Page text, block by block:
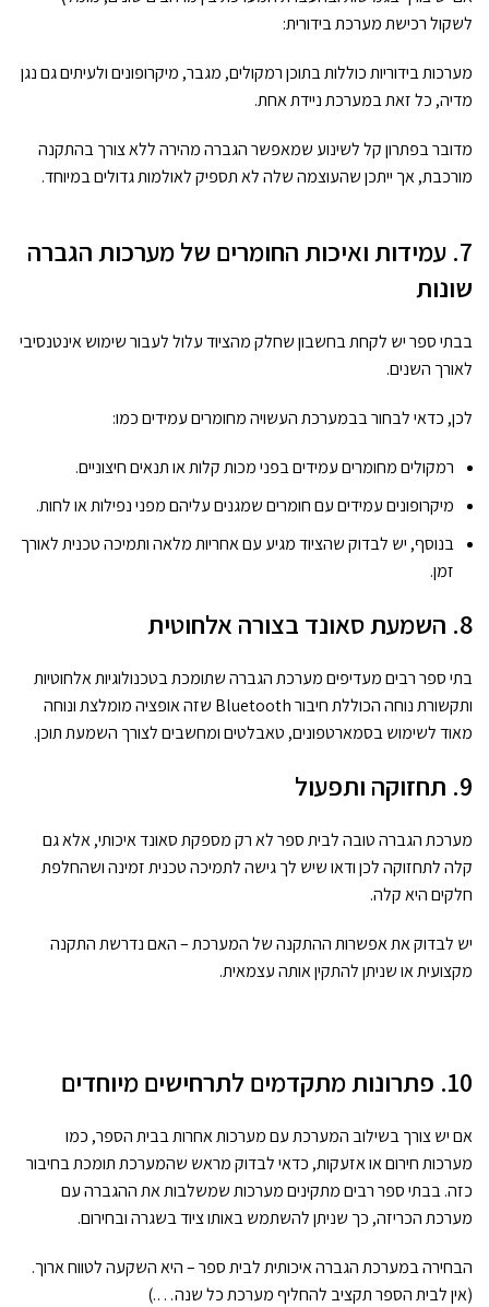
לשקול רכישת מערכת בידורית:
מערכות בידוריות כוללות בתוכן רמקולים, מגבר, מיקרופונים ולעיתים גם נגן
מדיה, כל זאת במערכת ניידת אחת.
מדובר בפתרון קל לשינוע שמאפשר הגברה מהירה ללא צורך בהתקנה
מורכבת, אך ייתכן שהעוצמה שלה לא תספיק לאולמות גדולים במיוחד.
7. עמידות ואיכות החומרים של מערכות הגברה
שונות
בבתי ספר יש לקחת בחשבון שחלק מהציוד עלול לעבור שימוש אינטנסיבי
לאורך השנים.
לכן, כדאי לבחור בבמערכת העשויה מחומרים עמידים כמו:
רמקולים מחומרים עמידים בפני מכות קלות או תנאים חיצוניים.
מיקרופונים עמידים עם חומרים שמגנים עליהם מפני נפילות או לחות.
בנוסף, יש לבדוק שהציוד מגיע עם אחריות מלאה ותמיכה טכנית לאורך
זמן.
8. השמעת סאונד בצורה אלחוטית
בתי ספר רבים מעדיפים מערכת הגברה שתומכת בטכנולוגיות אלחוטיות
ותקשורת נוחה הכוללת
חיבור Bluetooth שזה אופציה מומלצת ונוחה
מאוד לשימוש בסמארטפונים, טאבלטים ומחשבים לצורך השמעת תוכן.
9. תחזוקה ותפעול
מערכת הגברה טובה לבית ספר לא רק מספקת סאונד איכותי, אלא גם
קלה לתחזוקה לכןודאו שיש לך גישה לתמיכה טכנית זמינה ושהחלפת
חלקים היא קלה.
יש לבדוק את אפשרות ההתקנה של המערכת – האם נדרשת התקנה
מקצועית או שניתן להתקין אותה עצמאית.
10. פתרונות מתקדמים לתרחישים מיוחדים
אם יש צורך בשילוב המערכת עם מערכות אחרות בבית הספר, כמו
מערכות חירום או אזעקות, כדאי לבדוק מראש שהמערכת תומכת בחיבור
כזה. בבתי ספר רבים מתקינים מערכות שמשלבות את ההגברה עם
מערכת הכריזה, כך שניתן להשתמש באותו ציוד בשגרה ובחירום.
הבחירה במערכת הגברה איכותית לבית ספר – היא השקעה לטווח ארוך.
(אין לבית הספר תקציב להחליף מערכת כל שנה….)